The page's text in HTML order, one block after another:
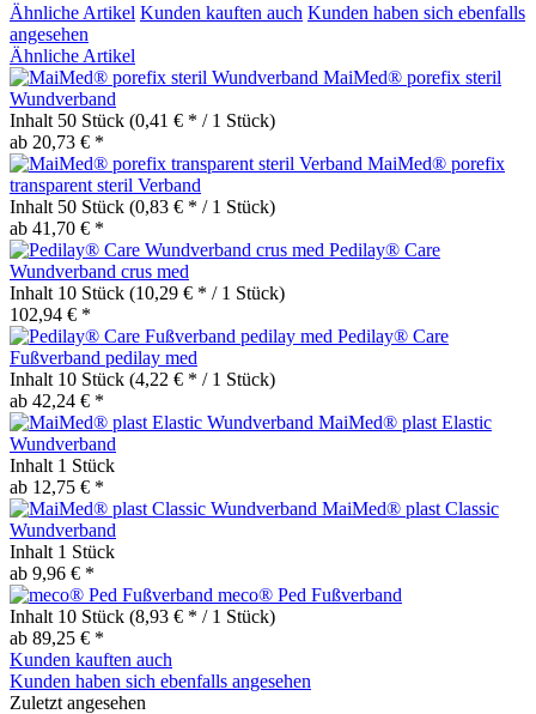
Ähnliche Artikel Kunden kauften auch Kunden haben sich ebenfalls
angesehen
Ähnliche Artikel
MaiMed® porefix steril
Wundverband
Inhalt 50 Stück (0,41 € * / 1 Stück)
ab 20,73 € *
MaiMed® porefix
transparent steril Verband
Inhalt 50 Stück (0,83 € * / 1 Stück)
ab 41,70 € *
Pedilay® Care
Wundverband crus med
Inhalt 10 Stück (10,29 € * / 1 Stück)
102,94 € *
Pedilay® Care
Fußverband pedilay med
Inhalt 10 Stück (4,22 € * / 1 Stück)
ab 42,24 € *
MaiMed® plast Elastic
Wundverband
Inhalt 1 Stück
ab 12,75 € *
MaiMed® plast Classic
Wundverband
Inhalt 1 Stück
ab 9,96 € *
meco® Ped Fußverband
Inhalt 10 Stück (8,93 € * / 1 Stück)
ab 89,25 € *
Kunden kauften auch
Kunden haben sich ebenfalls angesehen
Zuletzt angesehen